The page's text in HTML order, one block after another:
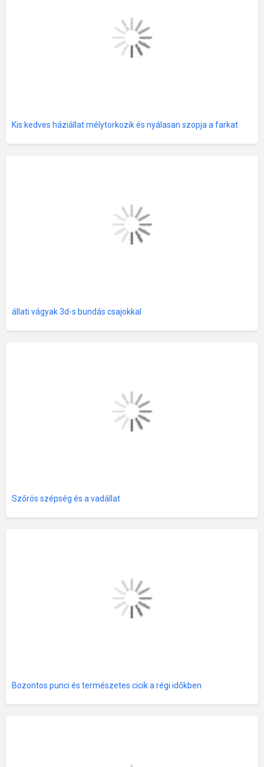
Kis kedves háziállat mélytorkozik és nyálasan szopja a farkat
állati vágyak 3d-s bundás csajokkal
Szőrös szépség és a vadállat
Bozontos punci és természetes cicik a régi időkben